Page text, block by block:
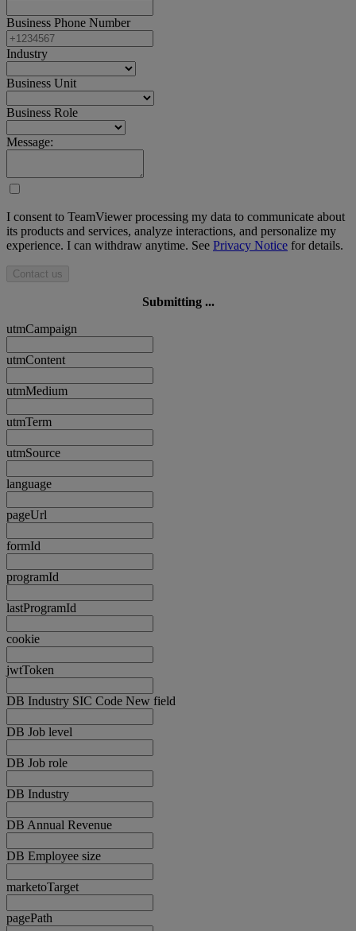
Business Phone Number
Industry
Business Unit
Business Role
Message:
I consent to TeamViewer processing my data to communicate about
its products and services, analyze interactions, and personalize my
experience. I can withdraw anytime. See Privacy Notice for details.
Contact us
Submitting ...
utmCampaign
utmContent
utmMedium
utmTerm
utmSource
language
pageUrl
formId
programId
lastProgramId
cookie
jwtToken
DB Industry SIC Code New field
DB Job level
DB Job role
DB Industry
DB Annual Revenue
DB Employee size
marketoTarget
pagePath